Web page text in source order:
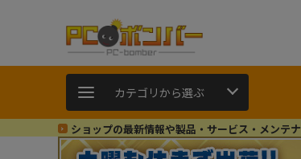
カテゴリから選ぶ
ショップの最新情報や製品・サービス・メンテ